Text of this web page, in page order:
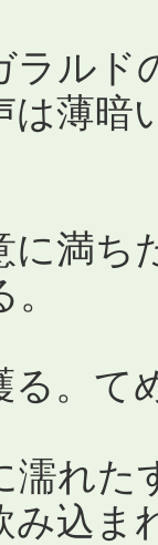
ルド
は薄暗
満ち
る。
れた
み込ま